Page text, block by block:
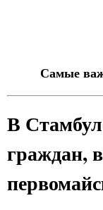
Самые
В
граждан,